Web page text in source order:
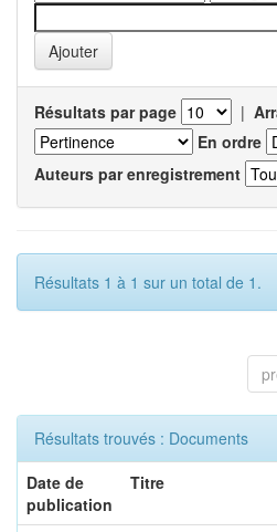
Résultats par page |
En ordre
Auteurs par enregistrement
Résultats 1 à 1 sur un total de 1.
Résultats trouvés : Documents
Date de
publication
Titre